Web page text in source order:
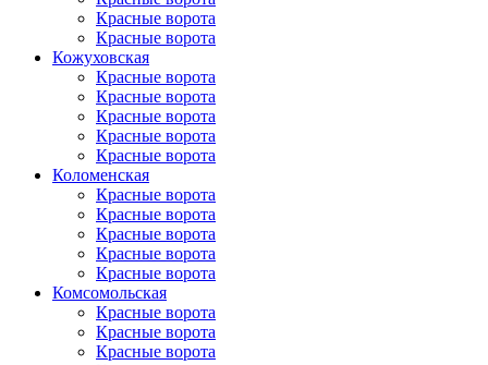
Красные ворота
Красные ворота
Кожуховская
Красные ворота
Красные ворота
Красные ворота
Красные ворота
Красные ворота
Коломенская
Красные ворота
Красные ворота
Красные ворота
Красные ворота
Красные ворота
Комсомольская
Красные ворота
Красные ворота
Красные ворота